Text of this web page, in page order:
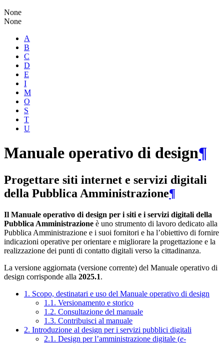
None
None
A
B
C
D
E
I
M
O
S
T
U
Manuale operativo di design¶
Progettare siti internet e servizi digitali
della Pubblica Amministrazione¶
Il Manuale operativo di design per i siti e i servizi digitali della
Pubblica Amministrazione è uno strumento di lavoro dedicato alla
Pubblica Amministrazione e i suoi fornitori e ha l’obiettivo di fornire
indicazioni operative per orientare e migliorare la progettazione e la
realizzazione dei punti di contatto digitali verso la cittadinanza.
La versione aggiornata (versione corrente) del Manuale operativo di
design corrisponde alla 2025.1.
1. Scopo, destinatari e uso del Manuale operativo di design
1.1. Versionamento e storico
1.2. Consultazione del manuale
1.3. Contribuisci al manuale
2. Introduzione al design per i servizi pubblici digitali
2.1. Design per l’amministrazione digitale (e-